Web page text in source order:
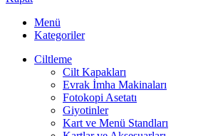
Menü
Kategoriler
Ciltleme
Cilt Kapakları
Evrak İmha Makinaları
Fotokopi Asetatı
Giyotinler
Kart ve Menü Standları